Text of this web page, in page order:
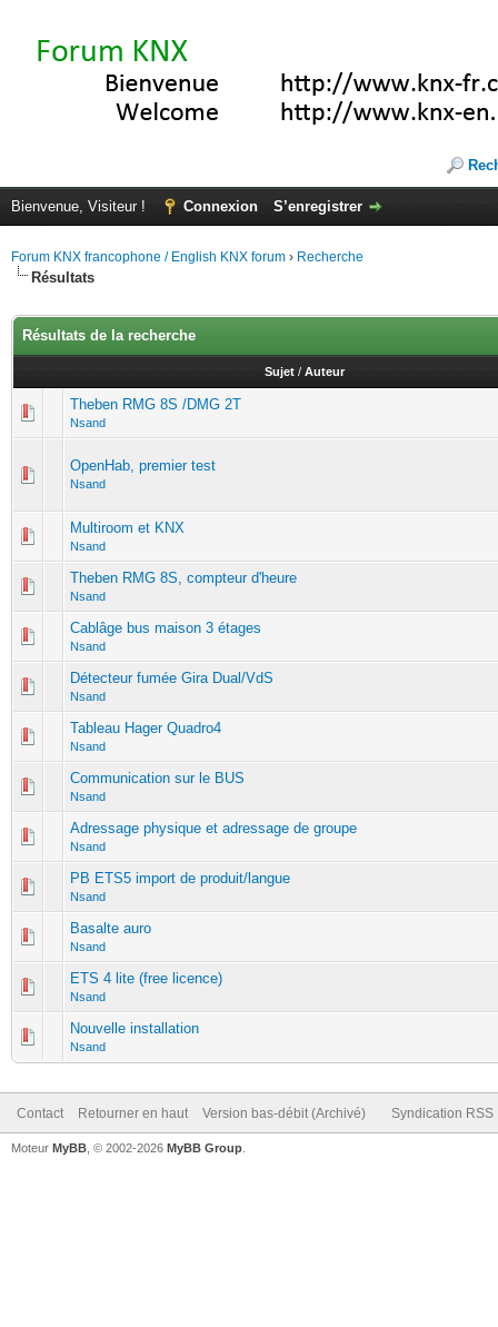
Bienvenue, Visiteur ! Connexion S’enregistrer
Forum KNX francophone / English KNX forum › Recherche
Résultats
Résultats de la recherche
Sujet / Auteur
Theben RMG 8S /DMG 2T
Nsand
OpenHab, premier test
Nsand
Multiroom et KNX
Nsand
Theben RMG 8S, compteur d'heure
Nsand
Cablâge bus maison 3 étages
Nsand
Détecteur fumée Gira Dual/VdS
Nsand
Tableau Hager Quadro4
Nsand
Communication sur le BUS
Nsand
Adressage physique et adressage de groupe
Nsand
PB ETS5 import de produit/langue
Nsand
Basalte auro
Nsand
ETS 4 lite (free licence)
Nsand
Nouvelle installation
Nsand
Contact Retourner en haut Version bas-débit (Archivé) Syndication RSS
Moteur MyBB , © 2002-2026 MyBB Group